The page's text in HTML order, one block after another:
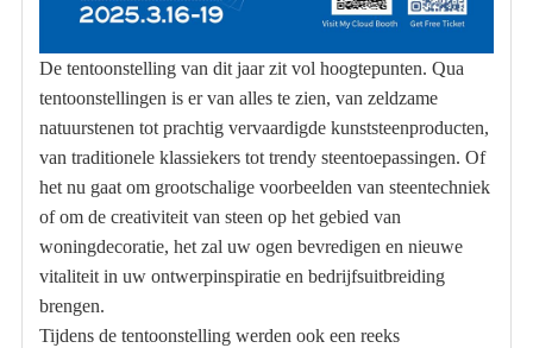
De tentoonstelling van dit jaar zit vol hoogtepunten. Qua
tentoonstellingen is er van alles te zien, van zeldzame
natuurstenen tot prachtig vervaardigde kunststeenproducten,
van traditionele klassiekers tot trendy steentoepassingen. Of
het nu gaat om grootschalige voorbeelden van steentechniek
of om de creativiteit van steen op het gebied van
woningdecoratie, het zal uw ogen bevredigen en nieuwe
vitaliteit in uw ontwerpinspiratie en bedrijfsuitbreiding
brengen.
Tijdens de tentoonstelling werden ook een reeks